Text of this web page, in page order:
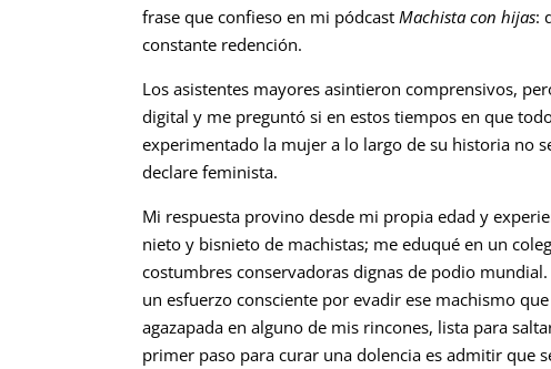
frase que confieso en mi pódcast Machista con hijas:
constante redención.
Los asistentes mayores asintieron comprensivos,
digital y me preguntó si en estos tiempos en que
experimentado la mujer a lo largo de su historia no
declare feminista.
Mi respuesta provino desde mi propia edad y
nieto y bisnieto de machistas; me eduqué en un
costumbres conservadoras dignas de podio
un esfuerzo consciente por evadir ese machismo
agazapada en alguno de mis rincones, lista para
primer paso para curar una dolencia es admitir que